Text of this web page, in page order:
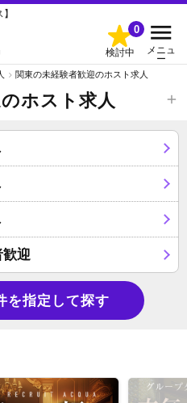
検討中
0
メニュ
ー
関東の未経験者歓迎のホスト求人
ホスト求人
歓迎
を指定して探す